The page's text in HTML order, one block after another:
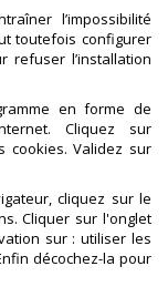
l’impossibilité
toutefois configurer
refuser l’installation
en forme de
Cliquez sur
cookies. Validez sur
cliquez sur le
Cliquer sur l'onglet
sur : utiliser les
décochez-la pour